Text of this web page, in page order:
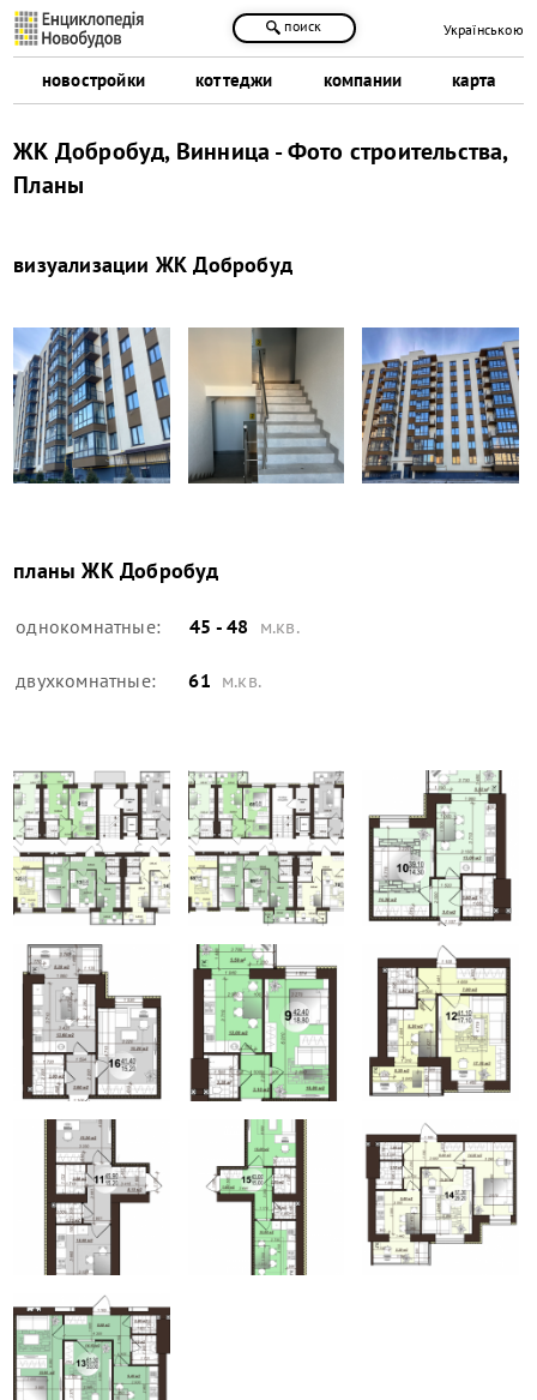
новостройки коттеджи компании карта
поиск Українською
ЖК Добробуд, Винница - Фото строительства,
Планы
визуализации ЖК Добробуд
планыЖК Добробуд
однокомнатные: 45 - 48 м.кв.
двухкомнатные: 61 м.кв.